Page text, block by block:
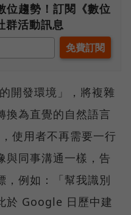
位趨勢！訂閱《數位
群活動訊息
開發環境」，將複雜
換為直覺的自然語言
使用者不再需要一行
與同事溝通一樣，告
，例如：「幫我識別
於 Google 日歷中建